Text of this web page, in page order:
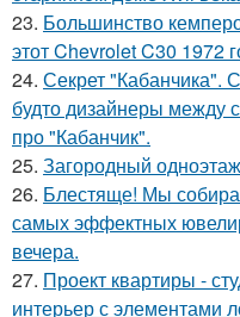
23. Большинство
этот Chevrolet C30 1972
24. Секрет "Кабанчика".
будто дизайнеры между
про "Кабанчик".
25. Загородный
26. Блестяще! Мы
самых эффектных
вечера.
27. Проект квартиры -
интерьер с элементами